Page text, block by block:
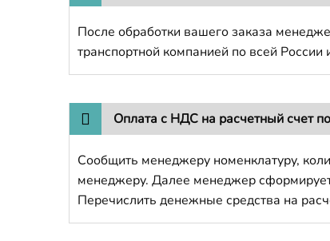
После обработки вашего заказа
транспортной компанией по всей
Оплата с НДС на расчетный счет
Сообщить менеджеру номенклатуру,
менеджеру. Далее менеджер сформирует
Перечислить денежные средства на